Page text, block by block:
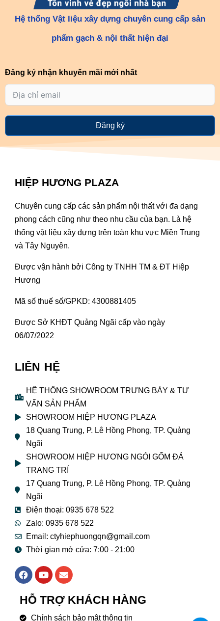
Hệ thống Vật liệu xây dựng chuyên cung cấp sản
phẩm gạch & nội thất hiện đại
Đăng ký nhận khuyến mãi mới nhất
Đăng ký
HIỆP HƯƠNG PLAZA
Chuyên cung cấp các sản phẩm nội thất với đa dạng
phong cách cũng như theo nhu cầu của bạn. Là hệ
thống vật liệu xây dựng trên toàn khu vực Miền Trung
và Tây Nguyên.
Được vận hành bởi Công ty TNHH TM & ĐT Hiệp
Hương
Mã số thuế số/GPKD: 4300881405
Được Sở KHĐT Quảng Ngãi cấp vào ngày
06/07/2022
LIÊN HỆ
HỆ THỐNG SHOWROOM TRƯNG BÀY & TƯ
VẤN SẢN PHẨM
SHOWROOM HIỆP HƯƠNG PLAZA
18 Quang Trung, P. Lê Hồng Phong, TP. Quảng
Ngãi
SHOWROOM HIỆP HƯƠNG NGÓI GỐM ĐÁ
TRANG TRÍ
17 Quang Trung, P. Lê Hồng Phong, TP. Quảng
Ngãi
Điện thoại: 0935 678 522
Zalo: 0935 678 522
Email: ctyhiephuongqn@gmail.com
Thời gian mở cửa: 7:00 - 21:00
F
a
e
b
o
Y
o
t
u
b
E
n
e
o
HỖ TRỢ KHÁCH HÀNG
Chính sách bảo mật thông tin